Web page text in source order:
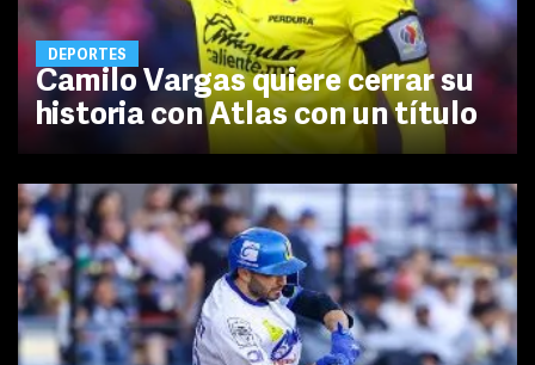
DEPORTES
Camilo Vargas quiere cerrar su
historia con Atlas con un título